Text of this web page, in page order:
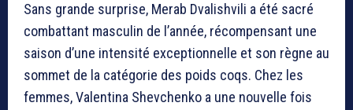
Sans grande surprise, Merab Dvalishvili a été sacré
combattant masculin de l’année, récompensant une
saison d’une intensité exceptionnelle et son règne au
sommet de la catégorie des poids coqs. Chez les
femmes, Valentina Shevchenko a une nouvelle fois